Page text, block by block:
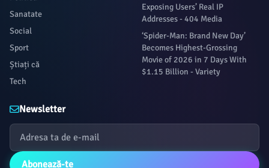
Sanatate
Social
Sport
Știați că
Tech
Exposing Users’ Real IP
Addresses - 404 Media
‘Spider-Man: Brand New Day’
Becomes Highest-Grossing
Movie of 2026 in 7 Days With
$1.15 Billion - Variety
Newsletter
Abonează-te